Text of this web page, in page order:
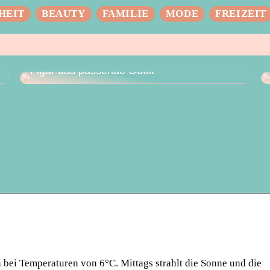
BEAUTY FAMILIE MODE FREIZEIT
Figur das passende Outfit
Temperaturen von 6°C. Mittags strahlt die Sonne und die